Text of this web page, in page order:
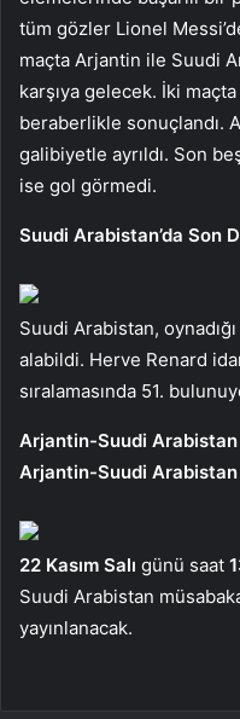
tüm gözler Lionel
maçta Arjantin ile Suudi
karşıya gelecek. İki
beraberlikle sonuçlandı.
galibiyetle ayrıldı. Son
ise gol görmedi.
Suudi Arabistan’da Son
Suudi Arabistan,
alabildi. Herve Renard
sıralamasında 51.
Arjantin-Suudi Arabistan
Arjantin-Suudi Arabistan
22 Kasım Salı günü saat
Suudi Arabistan
yayınlanacak.